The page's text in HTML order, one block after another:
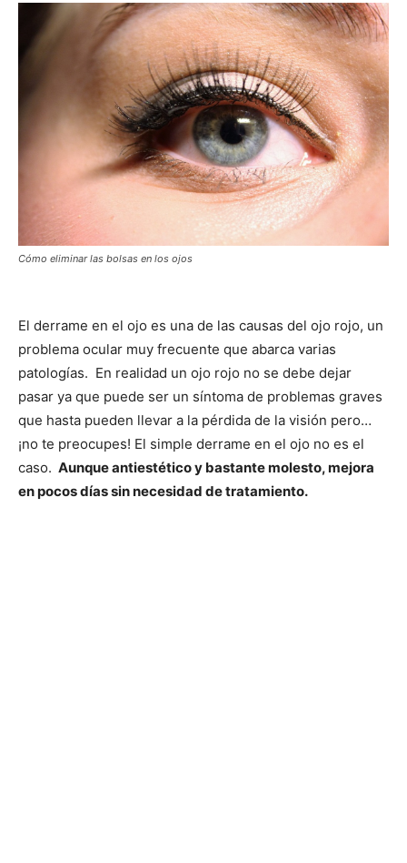
Cómo eliminar las bolsas en los ojos
El derrame en el ojo es una de las causas del ojo rojo, un
problema ocular muy frecuente que abarca varias
patologías. En realidad un ojo rojo no se debe dejar
pasar ya que puede ser un síntoma de problemas graves
que hasta pueden llevar a la pérdida de la visión pero…
¡no te preocupes! El simple derrame en el ojo no es el
caso. Aunque antiestético y bastante molesto, mejora
en pocos días sin necesidad de tratamiento.